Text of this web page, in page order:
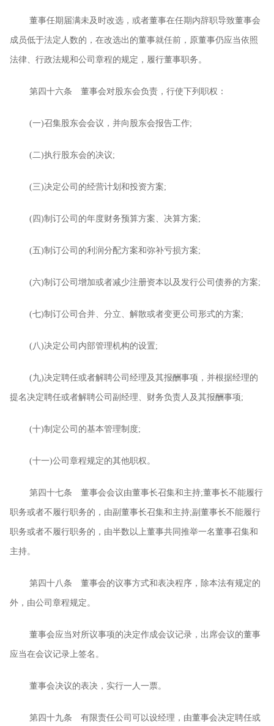
董事任期届满未及时改选，或者董事在任期内辞职导致董事会
成员低于法定人数的，在改选出的董事就任前，原董事仍应当依照
法律、行政法规和公司章程的规定，履行董事职务。
第四十六条 董事会对股东会负责，行使下列职权：
(一)召集股东会会议，并向股东会报告工作;
(二)执行股东会的决议;
(三)决定公司的经营计划和投资方案;
( 四)制订公司的年度财务预算方案、决算方案;
(五)制订公司的利润分配方案和弥补亏损方案;
(六)制订公司增加或者减少注册资本以及发行公司债券的方案;
(七)制订公司合并、分立、解散或者变更公司形式的方案;
( 八)决定公司内部管理机构的设置;
(九)决定聘任或者解聘公司经理及其报酬事项，并根据经理的
提名决定聘任或者解聘公司副经理、财务负责人及其报酬事项;
(十)制定公司的基本管理制度;
(十一)公司章程规定的其他职权。
第四十七条 董事会会议由董事长召集和主持;董事长不能履行
职务或者不履行职务的，由副董事长召集和主持;副董事长不能履行
职务或者不履行职务的，由半数以上董事共同推举一名董事召集和
主持。
第四十八条 董事会的议事方式和表决程序，除本法有规定的
外，由公司章程规定。
董事会应当对所议事项的决定作成会议记录，出席会议的董事
应当在会议记录上签名。
董事会决议的表决，实行一人一票。
第四十九条 有限责任公司可以设经理，由董事会决定聘任或